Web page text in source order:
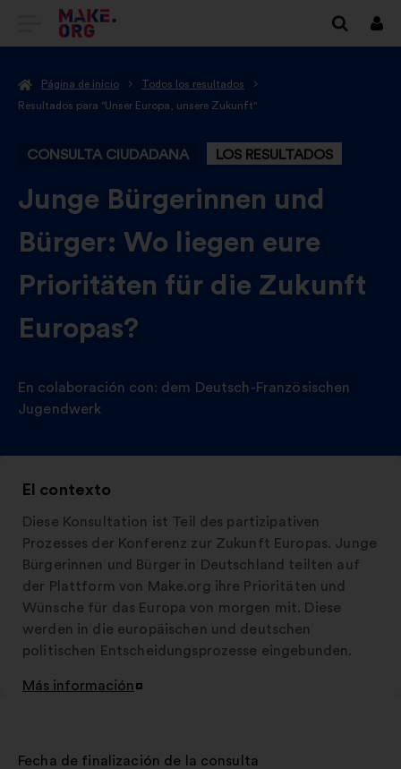
IR
LA
DE
INICIO
DE
MAKE.ORG
Página de inicio
Todos los resultados
Resultados para "Unser Europa, unsere Zukunft"
CONSULTA CIUDADANA LOS RESULTADOS
-
Junge Bürgerinnen und
Bürger: Wo liegen eure
Prioritäten für die Zukunft
Europas?
En colaboración con: dem Deutsch-Französischen
Jugendwerk
El contexto
Diese Konsultation ist Teil des partizipativen
Prozesses der Konferenz zur Zukunft Europas. Junge
Bürgerinnen und Bürger in Deutschland teilten auf
der Plattform von Make.org ihre Prioritäten und
Wünsche für das Europa von morgen mit. Diese
werden in die europäischen und deutschen
politischen Entscheidungsprozesse eingebunden.
Más información
Abrir
nueva
Fecha de finalización de la consulta
: